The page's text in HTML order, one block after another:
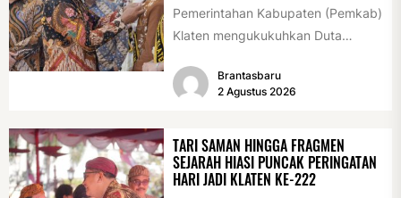
Pemerintahan Kabupaten (Pemkab)
Klaten mengukukuhkan Duta
pelajar dan pemuda. Pengukuhan
tersebut digelar...
Brantasbaru
2 Agustus 2026
TARI SAMAN HINGGA FRAGMEN
SEJARAH HIASI PUNCAK PERINGATAN
HARI JADI KLATEN KE-222